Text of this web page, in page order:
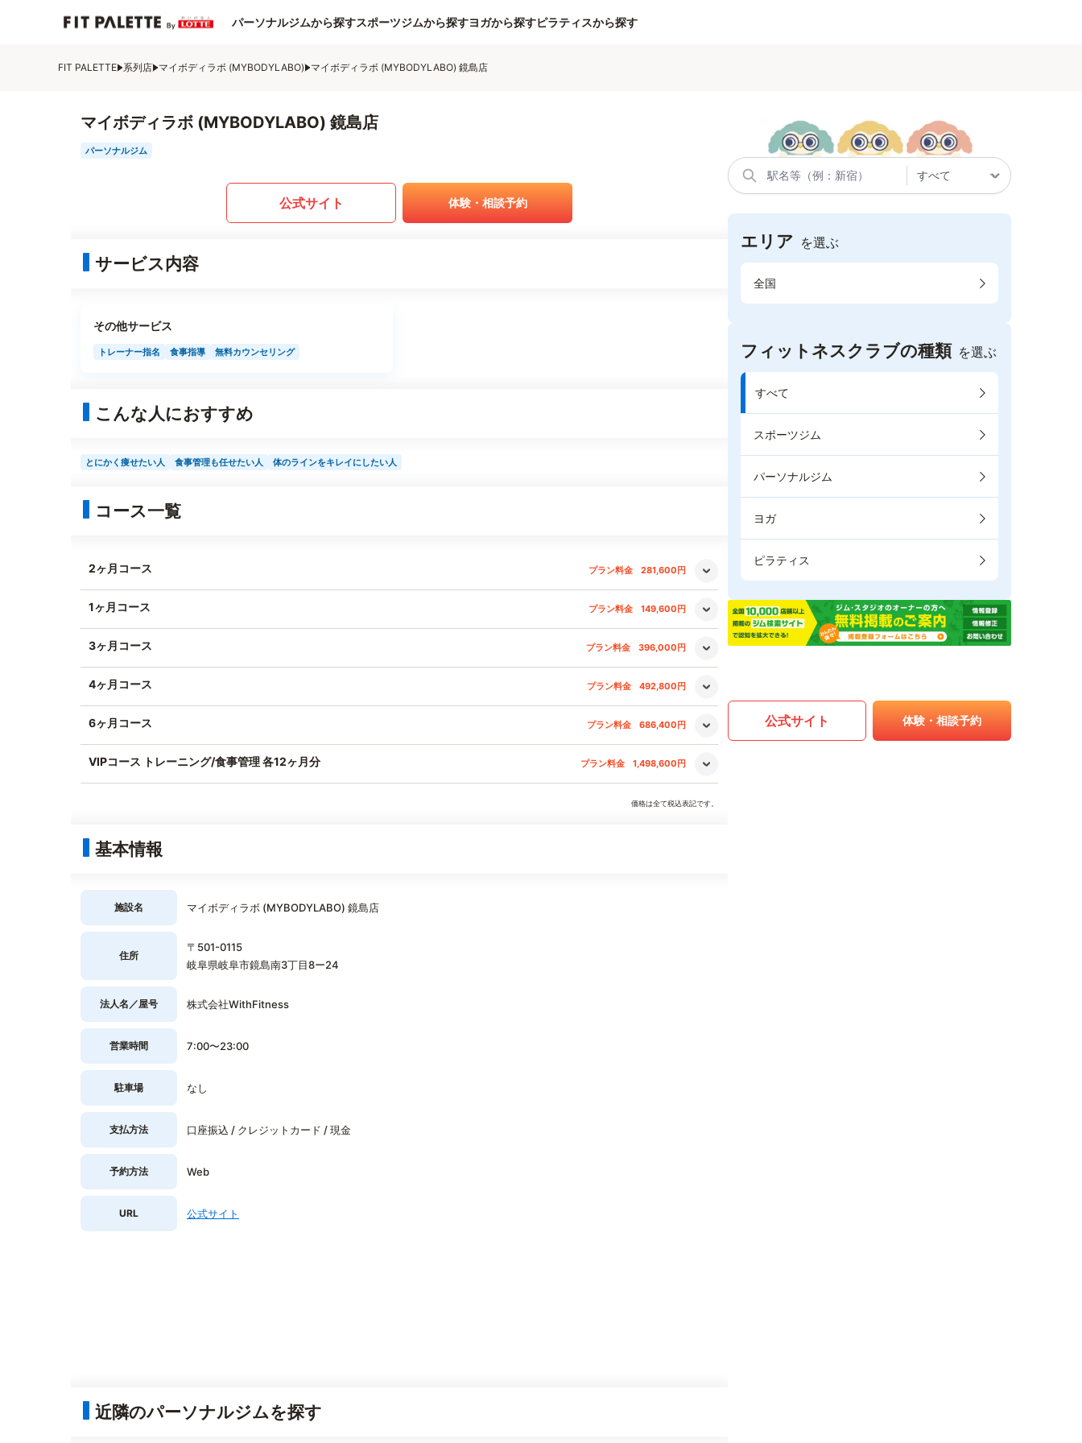
パーソナルジムから探すスポーツジムから探すヨガから探すピラティスから探す
FIT PALETTE 系列店 マイボディラボ (MYBODYLABO) マイボディラボ (MYBODYLABO) 鏡島店
マイボディラボ (MYBODYLABO) 鏡島店
パーソナルジム
公式サイト 体験・相談予約
サービス内容
その他サービス
トレーナー指名 食事指導 無料カウンセリング
こんな人におすすめ
とにかく痩せたい人 食事管理も任せたい人 体のラインをキレイにしたい人
コース一覧
2ヶ月コース プラン料金 281,600円
1ヶ月コース プラン料金 149,600円
3ヶ月コース プラン料金 396,000円
4ヶ月コース プラン料金 492,800円
6ヶ月コース プラン料金 686,400円
VIPコース トレーニング/食事管理 各12ヶ月分 プラン料金 1,498,600円
価格は全て税込表記です。
基本情報
施設名 マイボディラボ (MYBODYLABO) 鏡島店
住所
〒501-0115
岐阜県岐阜市鏡島南3丁目8ー24
法人名／屋号 株式会社WithFitness
営業時間 7:00〜23:00
駐車場 なし
支払方法 口座振込 / クレジットカード / 現金
予約方法 Web
URL 公式サイト
近隣のパーソナルジムを探す
エリア を選ぶ
全国
フィットネスクラブの種類 を選ぶ
すべて
スポーツジム
パーソナルジム
ヨガ
ピラティス
公式サイト 体験・相談予約